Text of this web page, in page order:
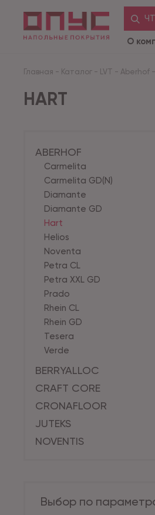
О
Главная - Каталог - LVT - Aberhof -
HART
ABERHOF
Carmelita
Carmelita GD(N)
Diamante
Diamante GD
Hart
Helios
Noventa
Petra CL
Petra XXL GD
Prado
Rhein CL
Rhein GD
Tesera
Verde
BERRYALLOC
CRAFT CORE
CRONAFLOOR
JUTEKS
NOVENTIS
Выбор по